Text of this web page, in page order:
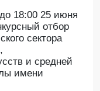
18:00 25 июня
отбор
сектора
и средней
имени